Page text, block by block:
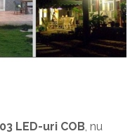
LED-uri COB, nu